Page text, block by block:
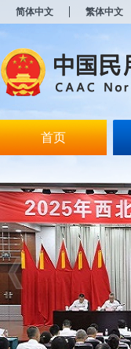
简体中文 繁体中文
首页
开
无
障
说
明
Alt
加
波
浪
键
打
开
导
盲
模
式